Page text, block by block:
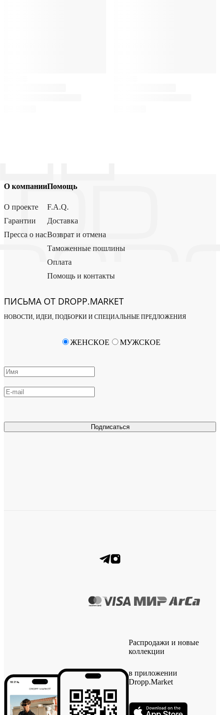
О компании
О проекте
Гарантии
Пресса о нас
Помощь
F.A.Q.
Доставка
Возврат и отмена
Таможенные пошлины
Оплата
Помощь и контакты
ПИСЬМА ОТ DROPP.MARKET
НОВОСТИ, ИДЕИ, ПОДБОРКИ И СПЕЦИАЛЬНЫЕ ПРЕДЛОЖЕНИЯ
Подписаться
ЖЕНСКОЕ МУЖСКОЕ
Распродажи и новые
коллекции
в приложении
Dropp.Market